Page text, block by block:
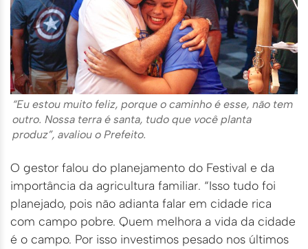
“Eu estou muito feliz, porque o caminho é esse, não tem
outro. Nossa terra é santa, tudo que você planta
produz”, avaliou o Prefeito.
O gestor falou do planejamento do Festival e da
importância da agricultura familiar. “Isso tudo foi
planejado, pois não adianta falar em cidade rica
com campo pobre. Quem melhora a vida da cidade
é o campo. Por isso investimos pesado nos últimos